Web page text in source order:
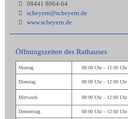
08441 8064-64
scheyern@scheyern.de
www.scheyern.de
Öffnungszeiten des Rathauses
Montag 08:00 Uhr – 12:00 Uhr
Dienstag 08:00 Uhr – 12:00 Uhr
Mittwoch 08:00 Uhr – 12:00 Uhr
Donnerstag 08:00 Uhr – 12:00 Uhr